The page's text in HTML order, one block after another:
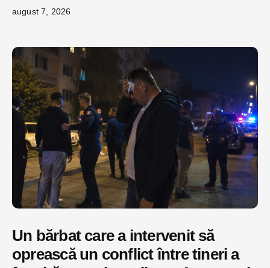
august 7, 2026
Un bărbat care a intervenit să
oprească un conflict între tineri a